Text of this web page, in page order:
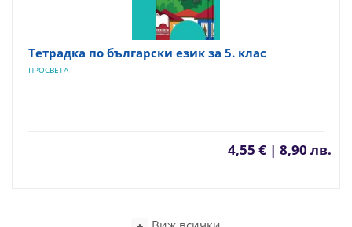
Тетрадка по български език за 5. клас
ПРОСВЕТА
4,55 € | 8,90 лв.